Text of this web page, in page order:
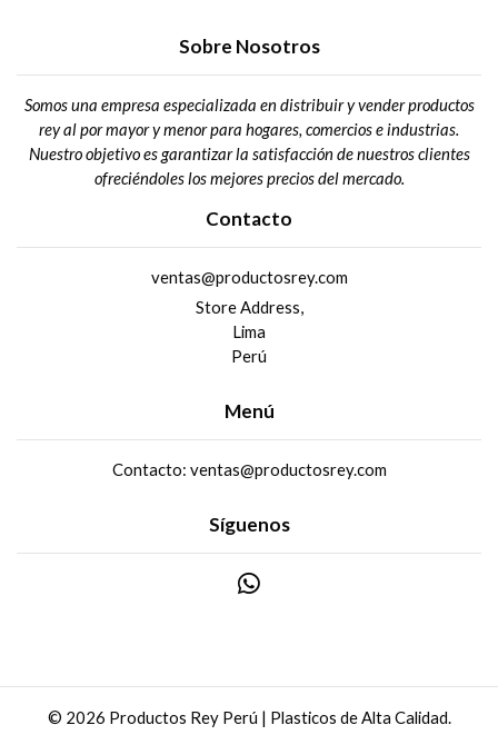
Sobre Nosotros
Somos una empresa especializada en distribuir y vender productos
rey al por mayor y menor para hogares, comercios e industrias.
Nuestro objetivo es garantizar la satisfacción de nuestros clientes
ofreciéndoles los mejores precios del mercado.
Contacto
ventas@productosrey.com
Store Address,
Lima
Perú
Menú
Contacto: ventas@productosrey.com
Síguenos
© 2026 Productos Rey Perú | Plasticos de Alta Calidad.